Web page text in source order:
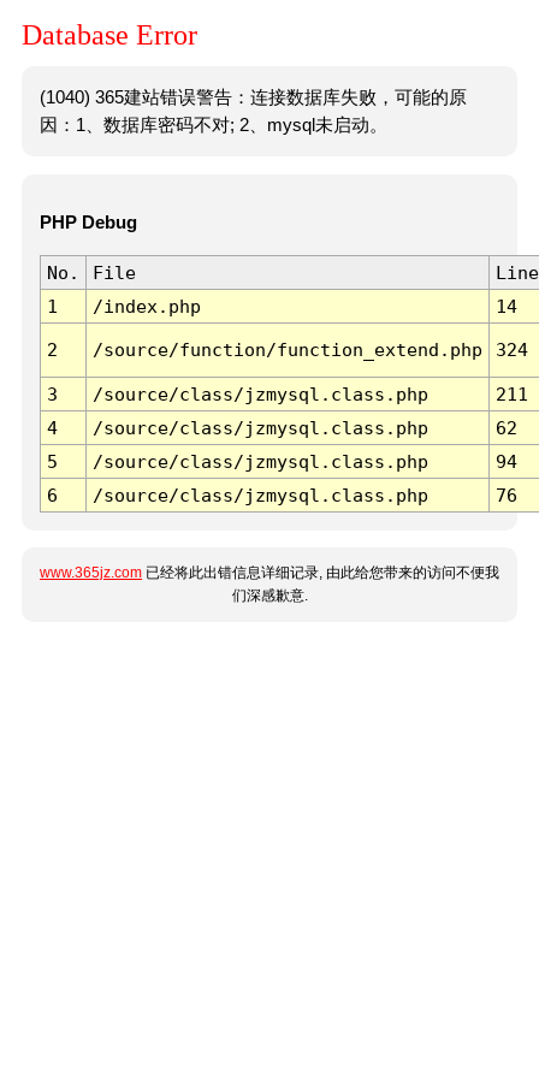
Database Error
(1040) 365建站错误警告：连接数据库失败，可能的原
因：1、数据库密码不对; 2、mysql未启动。
PHP Debug
No. File
Line
1
/index.php 14
2 /source/function/function_extend.php 324
3 /source/class/jzmysql.class.php
211
4
/source/class/jzmysql.class.php
62
5
/source/class/jzmysql.class.php
94
6
/source/class/jzmysql.class.php 76
www.365jz.com 已经将此出错信息详细记录, 由此给您带来的访问不便我
们深感歉意.